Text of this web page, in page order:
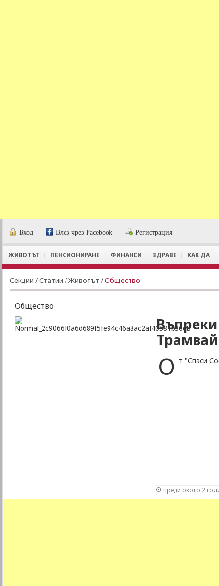
Вход Влез чрез Facebook Регистрация
ЖИВОТЪТ ПЕНСИОНИРАНЕ ФИНАНСИ ЗДРАВЕ КАК ДА
Секции /Статии /Животът /Общество
Общество
О т "Спаси
преди около 2